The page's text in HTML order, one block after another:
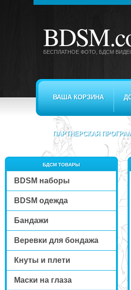
БЕСПЛАТНОЕ ФОТО, БДСМ
ВАША КОРЗИНА
ПАРТНЕРСКАЯ
БДСМ ТОВАРЫ
BDSM наборы
BDSM одежда
Бандажи
Веревки для бондажа
Кнуты и плети
Маски на глаза